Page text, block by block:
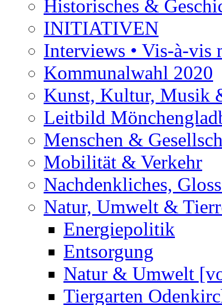
Historisches &
INITIATIVEN
Interviews • Vis-à-vis
Kommunalwahl 2020
Kunst, Kultur, Musik
Leitbild
Menschen &
Mobilität & Verkehr
Nachdenkliches,
Natur, Umwelt &
Energiepolitik
Entsorgung
Natur & Umwelt
Tiergarten